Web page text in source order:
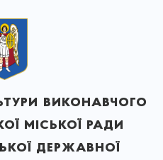
виконавчого
міської ради
державної